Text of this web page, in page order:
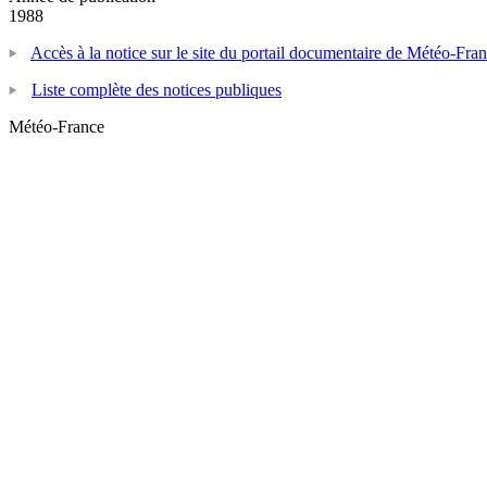
1988
Accès à la notice sur le site du portail documentaire de Météo-
Liste complète des notices publiques
Météo-France